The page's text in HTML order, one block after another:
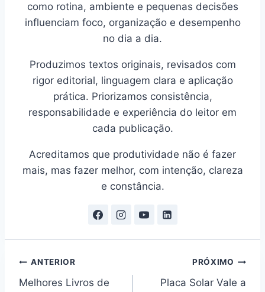
como rotina, ambiente e pequenas decisões
influenciam foco, organização e desempenho
no dia a dia.
Produzimos textos originais, revisados com
rigor editorial, linguagem clara e aplicação
prática. Priorizamos consistência,
responsabilidade e experiência do leitor em
cada publicação.
Acreditamos que produtividade não é fazer
mais, mas fazer melhor, com intenção, clareza
e constância.
Navegação
ANTERIOR
Melhores Livros de
PRÓXIMO
Placa Solar Vale a